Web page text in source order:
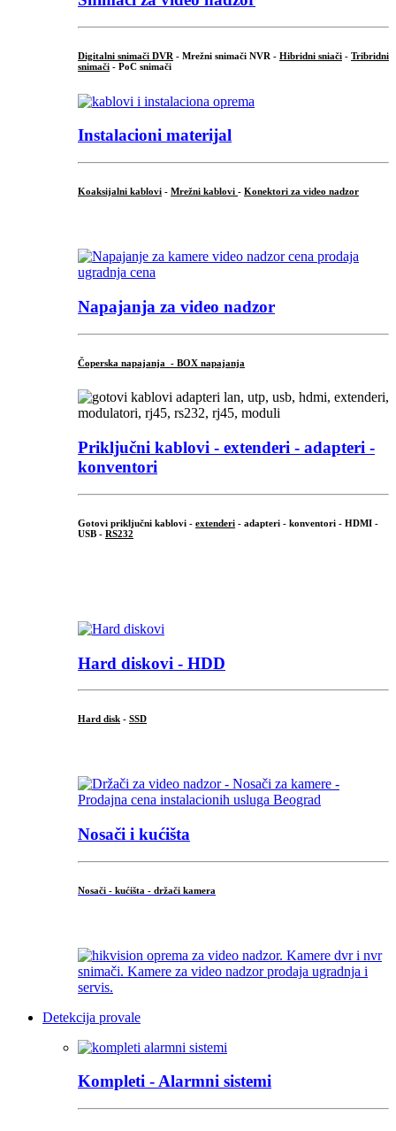
Digitalni snimači DVR - Mrežni snimači NVR - Hibridni sniači - Tribridni
snimači - PoC snimači
Instalacioni materijal
Koaksijalni kablovi - Mrežni kablovi - Konektori za video nadzor
Napajanja za video nadzor
Čoperska napajanja - BOX napajanja
Priključni kablovi - extenderi - adapteri -
konventori
Gotovi priključni kablovi - extenderi - adapteri - konventori - HDMI -
USB - RS232
Hard diskovi - HDD
Hard disk - SSD
Nosači i kućišta
Nosači - kućišta - držači kamera
Detekcija provale
Kompleti - Alarmni sistemi